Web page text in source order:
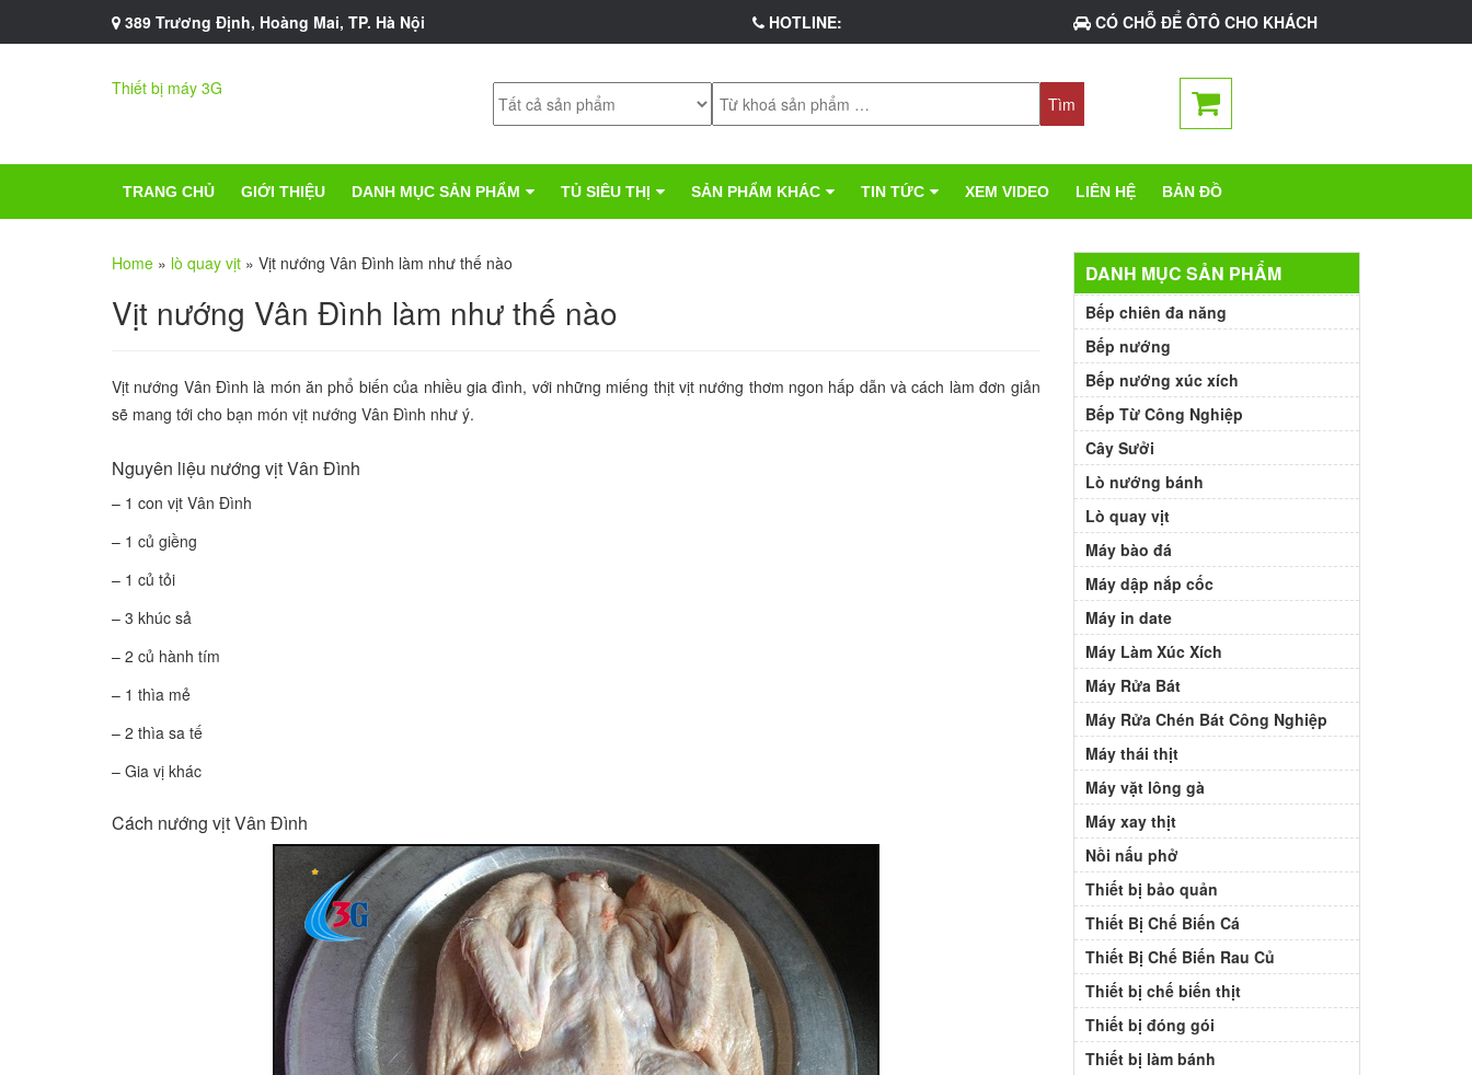
389 Trương Định, Hoàng Mai, TP. Hà Nội HOTLINE: CÓ CHỖ ĐỂ ÔTÔ CHO KHÁCH
Thiết bị máy 3G
TRANG CHỦ GIỚI THIỆU DANH MỤC SẢN PHẨM TỦ SIÊU THỊ SẢN PHẨM KHÁC TIN TỨC XEM VIDEO LIÊN HỆ BẢN ĐỒ
Home » lò quay vịt » Vịt nướng Vân Đình làm như thế nào
Vịt nướng Vân Đình làm như thế nào
Vịt nướng Vân Đình là món ăn phổ biến của nhiều gia đình, với những miếng thịt vịt nướng thơm ngon hấp dẫn và cách làm đơn giản
sẽ mang tới cho bạn món vịt nướng Vân Đình như ý.
Nguyên liệu nướng vịt Vân Đình
– 1 con vịt Vân Đình
– 1 củ giềng
– 1 củ tỏi
– 3 khúc sả
– 2 củ hành tím
– 1 thìa mẻ
– 2 thìa sa tế
– Gia vị khác
Cách nướng vịt Vân Đình
DANH MỤC SẢN PHẨM
Bếp chiên đa năng
Bếp nướng
Bếp nướng xúc xích
Bếp Từ Công Nghiệp
Cây Sưởi
Lò nướng bánh
Lò quay vịt
Máy bào đá
Máy dập nắp cốc
Máy in date
Máy Làm Xúc Xích
Máy Rửa Bát
Máy Rửa Chén Bát Công Nghiệp
Máy thái thịt
Máy vặt lông gà
Máy xay thịt
Nồi nấu phở
Thiết bị bảo quản
Thiết Bị Chế Biến Cá
Thiết Bị Chế Biến Rau Củ
Thiết bị chế biến thịt
Thiết bị đóng gói
Thiết bị làm bánh